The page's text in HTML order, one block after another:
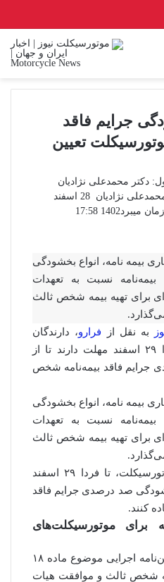
جرایم فاقد
تعیین
نژادیان ارسال
ایمیل
28 اسفند
1402 17:58
بیمه نامه، انواع بخشودگی
بیمه‌نامه نسبت به تعهدات
برای تهیه بیمه شخص ثالث
به نقل از فرارو، دارندگان
انواع موتورسیکلت، تا فردا ۲۹ اسفند مهلت دارند تا از
جرایم فاقد بیمه‌نامه شخص
بیمه نامه، انواع بخشودگی
بیمه‌نامه نسبت به تعهدات
برای تهیه بیمه شخص ثالث
همچنین دارندگان انواع موتورسیکلت، تا فردا ۲۹ اسفند
صد درصدی جرایم فاقد
کنند.
برای موتورسیکلت‌های
همچنین با اصلاح ماده ۵ آیین‌نامه اجرایی موضوع ماده ۱۸
شخص ثالث و موافقت هیات